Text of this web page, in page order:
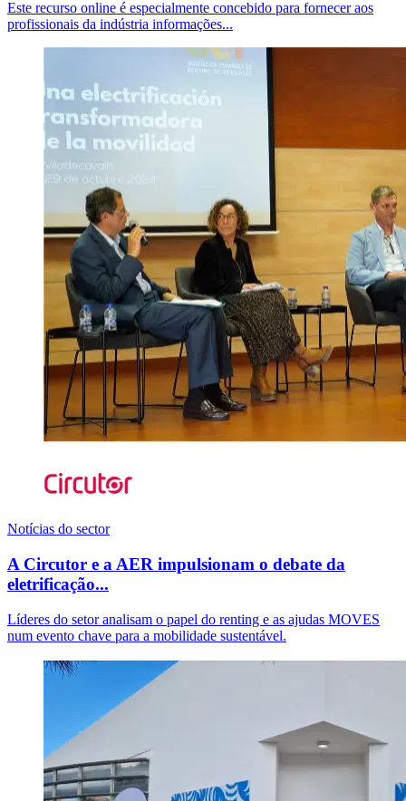
Este recurso online é especialmente concebido para fornecer aos
profissionais da indústria informações...
Notícias do sector
A Circutor e a AER impulsionam o debate da
eletrificação...
Líderes do setor analisam o papel do renting e as ajudas MOVES
num evento chave para a mobilidade sustentável.